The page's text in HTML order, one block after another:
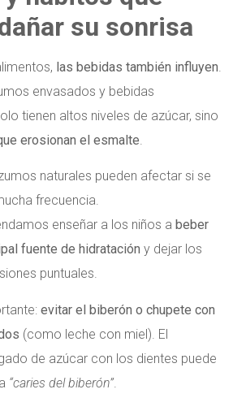
su sonrisa
las bebidas también influyen.
envasados y bebidas
tienen altos niveles de azúcar, sino
erosionan el esmalte.
naturales pueden afectar si se
frecuencia.
enseñar a los niños a beber
fuente de hidratación y dejar los
puntuales.
evitar el biberón o chupete con
(como leche con miel). El
de azúcar con los dientes puede
“caries del biberón”.